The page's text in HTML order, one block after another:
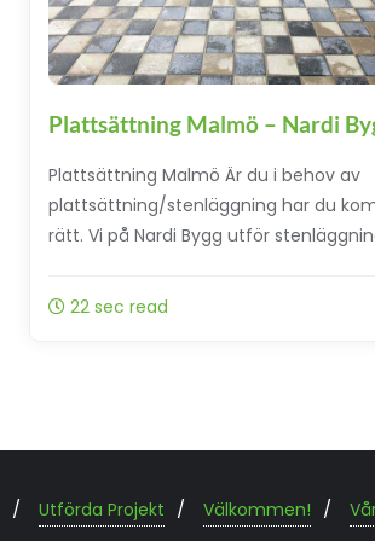
Plattsättning Malmö – Nardi
Plattsättning Malmö Är du i behov av
plattsättning/stenläggning har du
rätt. Vi på Nardi Bygg utför
22 sec read
Utförda Projekt Välkommen!